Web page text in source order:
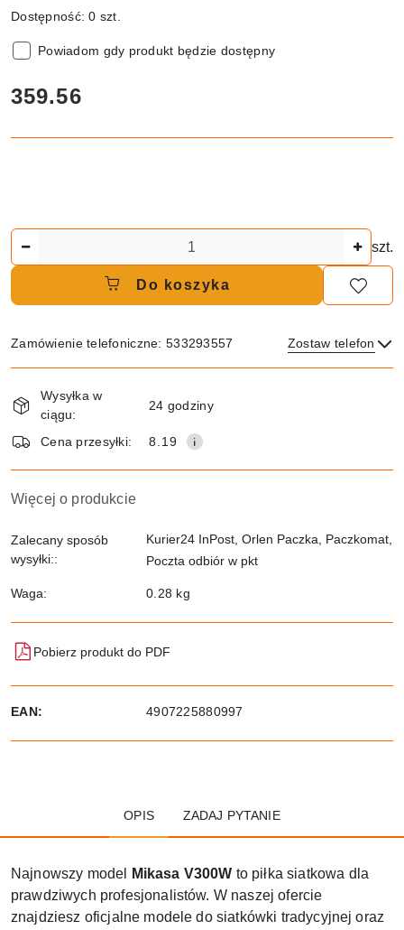
Dostępność:0 szt.
Powiadom gdy produkt będzie dostępny
cena:
359.56
szt.
Do koszyka
Zamówienie telefoniczne: 533293557 Zostaw telefon
i
dostawa
Wysyłka w
ciągu:
24 godziny
Cena przesyłki: 8.19
Więcej o produkcie
Zalecany sposób
wysyłki::
Kurier24 InPost, Orlen Paczka, Paczkomat,
Poczta odbiór w pkt
Waga: 0.28 kg
Pobierz produkt do PDF
EAN: 4907225880997
OPIS ZADAJ PYTANIE
Najnowszy model Mikasa V300W to piłka siatkowa dla
prawdziwych profesjonalistów. W naszej ofercie
znajdziesz oficjalne modele do siatkówki tradycyjnej oraz